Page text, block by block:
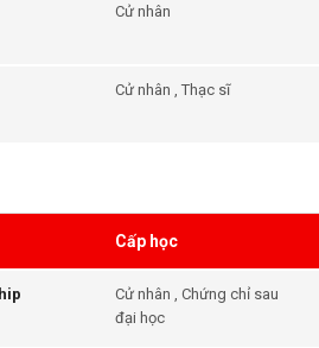
Cử nhân
Cử nhân , Thạc sĩ
Cấp học
Cử nhân , Chứng chỉ sau
đại học